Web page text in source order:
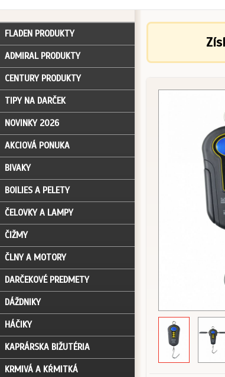
FLADEN PRODUKTY
ADMIRAL PRODUKTY
CENTURY PRODUKTY
TIPY NA DARČEK
NOVINKY 2026
AKCIOVÁ PONUKA
BIVAKY
BOILIES A PELETY
ČELOVKY A LAMPY
ČIŽMY
ČLNY A MOTORY
DARČEKOVÉ PREDMETY
DÁŽDNIKY
HÁČIKY
KAPRÁRSKA BIŽUTÉRIA
KRMIVÁ A KŔMITKÁ